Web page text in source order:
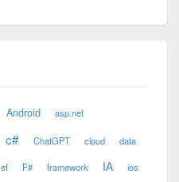
Android asp.net
c# ChatGPT cloud data
ef F# framework IA ios